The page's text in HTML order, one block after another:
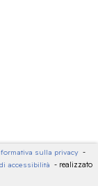
sulla privacy -
accessibilità - realizzato